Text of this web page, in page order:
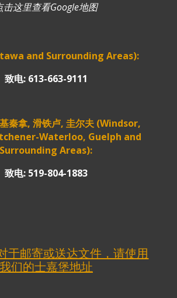
击这里查看Google地图
and Surrounding Areas):
致电: 613-663-9111
秦拿, 滑铁卢, 圭尔夫 (Windsor,
Waterloo, Guelph and
Surrounding Areas):
致电: 519-804-1883
于邮寄或送达文件，请使用
我们的士嘉堡地址